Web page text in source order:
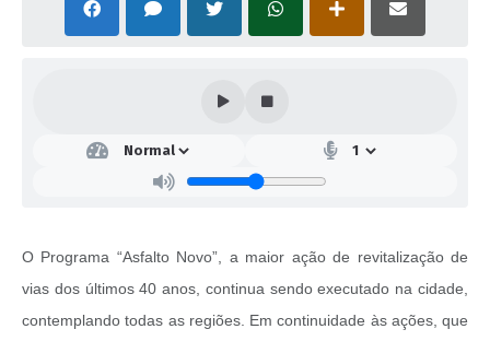
O Programa “Asfalto Novo”, a maior ação de revitalização de
vias dos últimos 40 anos, continua sendo executado na cidade,
contemplando todas as regiões. Em continuidade às ações, que